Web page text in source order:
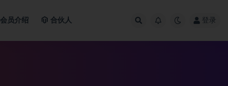
会员介绍 合伙人 登录